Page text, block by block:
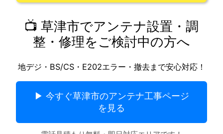
📺 草津市でアンテナ設置・調
整・修理をご検討中の方へ
地デジ・BS/CS・E202エラー・撤去まで安心対応！
▶ 今すぐ草津市のアンテナ工事ページ
を見る